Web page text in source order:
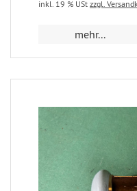
inkl. 19 % USt zzgl.
mehr...